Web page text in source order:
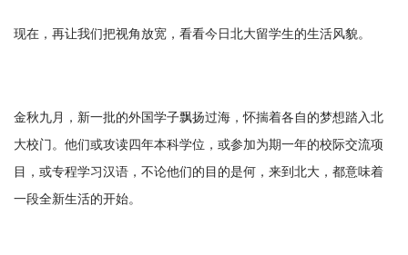
现在，再让我们把视角放宽，看看今日北大留学生的生活风貌。
金秋九月，新一批的外国学子飘扬过海，怀揣着各自的梦想踏入北
大校门。他们或攻读四年本科学位，或参加为期一年的校际交流项
目，或专程学习汉语，不论他们的目的是何，来到北大，都意味着
一段全新生活的开始。